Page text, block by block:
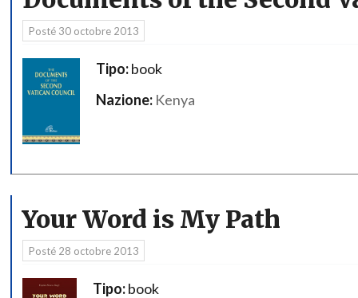
Posté 30 octobre 2013
Tipo:book
Nazione: Kenya
Your Word is My Path
Posté 28 octobre 2013
Tipo:book